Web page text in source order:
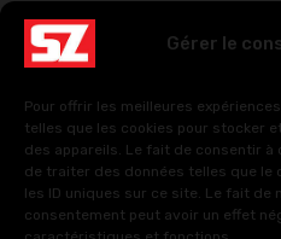
Gérer le
Pour offrir les meilleures
telles que les cookies pour stocker
des appareils. Le fait de consentir
de traiter des données telles que le
les ID uniques sur ce site. Le fait de
consentement peut avoir un effet
Bien-être & Couleurs
FAQ – Questions fréquentes
Politique de cookies (UE)